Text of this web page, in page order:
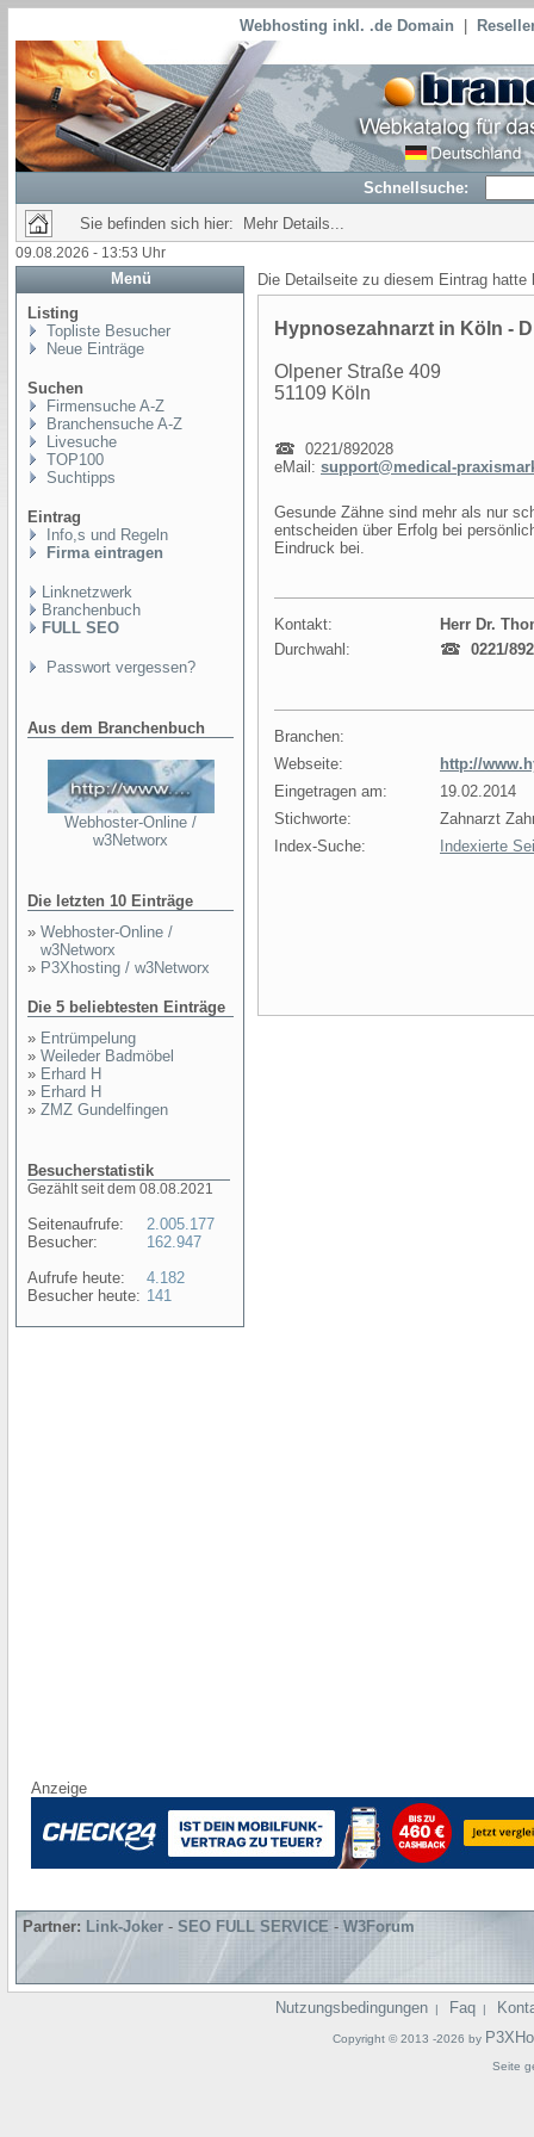
Webhosting inkl. .de Domain
Schnellsuche:
Sie befinden sich hier: Mehr Details...
09.08.2026 - 13:53 Uhr
Menü
Listing
Topliste Besucher
Neue Einträge
Suchen
Firmensuche A-Z
Branchensuche A-Z
Livesuche
TOP100
Suchtipps
Eintrag
Info,s und Regeln
Firma eintragen
Linknetzwerk
Branchenbuch
FULL SEO
Passwort vergessen?
Aus dem Branchenbuch
Webhoster-Online /
w3Networx
Die letzten 10 Einträge
» Webhoster-Online /
w3Networx
» P3Xhosting / w3Networx
Die 5 beliebtesten Einträge
» Entrümpelung
» Weileder Badmöbel
» Erhard H
» Erhard H
» ZMZ Gundelfingen
Besucherstatistik
Gezählt seit dem 08.08.2021
Seitenaufrufe:
Besucher:
Aufrufe heute:
Besucher heute:
2.005.177
162.947
4.182
141
Die Detailseite zu diesem Eintrag
Hypnosezahnarzt in Köln -
Olpener Straße 409
51109 Köln
0221/892028
eMail: support@medical-
Gesunde Zähne sind mehr als nur
entscheiden über Erfolg bei
Eindruck bei.
Kontakt:
Herr Dr.
Durchwahl:
0221/
Branchen:
Webseite:
http://
Eingetragen am:
19.02.2014
Stichworte:
Zahnarzt
Index-Suche:
Indexierte
Anzeige
Partner: Link-Joker - SEO FULL SERVICE - W3Forum
Nutzungsbedingungen | Faq |
Copyright © 2013 -2026 by
Seite